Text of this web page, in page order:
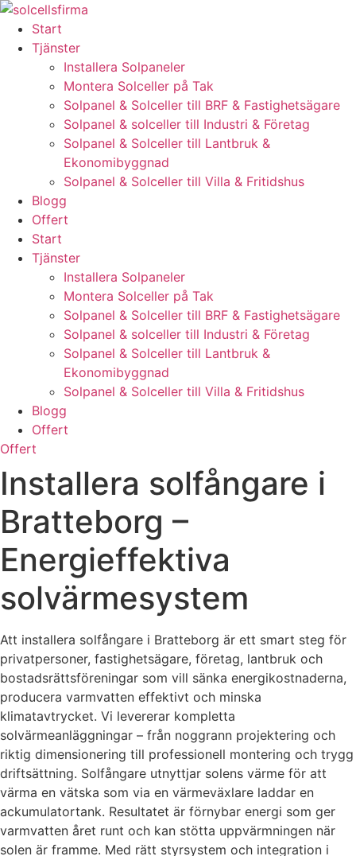
Skip
content
Start
Tjänster
Installera Solpaneler
Montera Solceller på Tak
Solpanel & Solceller till BRF & Fastighetsägare
Solpanel & solceller till Industri & Företag
Solpanel & Solceller till Lantbruk &
Ekonomibyggnad
Solpanel & Solceller till Villa & Fritidshus
Blogg
Offert
Start
Tjänster
Installera Solpaneler
Montera Solceller på Tak
Solpanel & Solceller till BRF & Fastighetsägare
Solpanel & solceller till Industri & Företag
Solpanel & Solceller till Lantbruk &
Ekonomibyggnad
Solpanel & Solceller till Villa & Fritidshus
Blogg
Offert
Offert
Installera solfångare i
Bratteborg –
Energieffektiva
solvärmesystem
Att installera solfångare i Bratteborg är ett smart steg för
privatpersoner, fastighetsägare, företag, lantbruk och
bostadsrättsföreningar som vill sänka energikostnaderna,
producera varmvatten effektivt och minska
klimatavtrycket. Vi levererar kompletta
solvärmeanläggningar – från noggrann projektering och
riktig dimensionering till professionell montering och trygg
driftsättning. Solfångare utnyttjar solens värme för att
värma en vätska som via en värmeväxlare laddar en
ackumulatortank. Resultatet är förnybar energi som ger
varmvatten året runt och kan stötta uppvärmningen när
solen är framme. Med rätt styrsystem och integration i